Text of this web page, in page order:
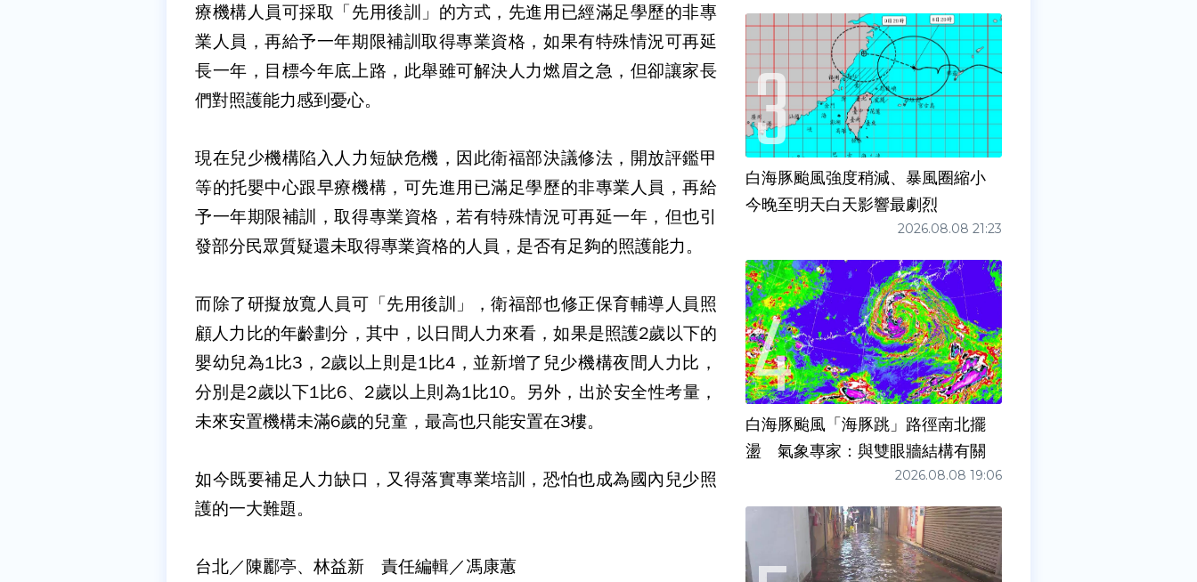
療機構人員可採取「先用後訓」的方式，先進用已經滿足學歷的非專
業人員，再給予一年期限補訓取得專業資格，如果有特殊情況可再延
長一年，目標今年底上路，此舉雖可解決人力燃眉之急，但卻讓家長
們對照護能力感到憂心。
現在兒少機構陷入人力短缺危機，因此衛福部決議修法，開放評鑑甲
等的托嬰中心跟早療機構，可先進用已滿足學歷的非專業人員，再給
予一年期限補訓，取得專業資格，若有特殊情況可再延一年，但也引
發部分民眾質疑還未取得專業資格的人員，是否有足夠的照護能力。
而除了研擬放寬人員可「先用後訓」，衛福部也修正保育輔導人員照
顧人力比的年齡劃分，其中，以日間人力來看，如果是照護2歲以下的
嬰幼兒為1比3，2歲以上則是1比4，並新增了兒少機構夜間人力比，
分別是2歲以下1比6、2歲以上則為1比10。另外，出於安全性考量，
未來安置機構未滿6歲的兒童，最高也只能安置在3樓。
如今既要補足人力缺口，又得落實專業培訓，恐怕也成為國內兒少照
護的一大難題。
台北／陳酈亭、林益新 責任編輯／馮康蕙
白海豚颱風強度稍減、暴風圈縮小
今晚至明天白天影響最劇烈
2026.08.08 21:23
白海豚颱風「海豚跳」路徑南北擺
盪 氣象專家：與雙眼牆結構有關
2026.08.08 19:06